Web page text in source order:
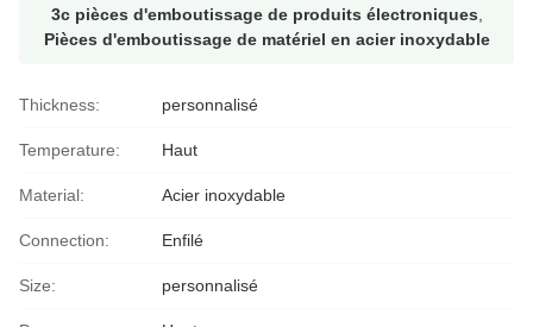
3c pièces d'emboutissage de produits électroniques
Pièces d'emboutissage de matériel en acier inoxydable
Thickness: personnalisé
Temperature: Haut
Material: Acier inoxydable
Connection: Enfilé
Size: personnalisé